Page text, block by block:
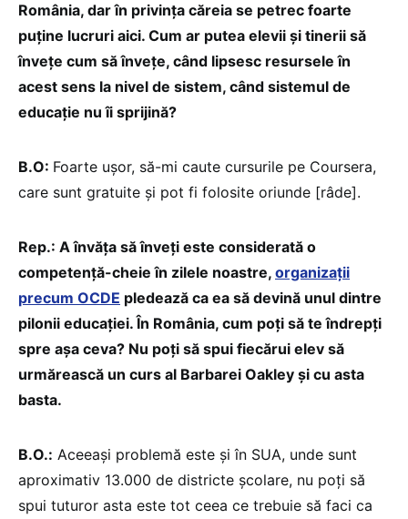
România, dar în privința căreia se petrec foarte
puține lucruri aici. Cum ar putea elevii și tinerii să
învețe cum să învețe, când lipsesc resursele în
acest sens la nivel de sistem, când sistemul de
educație nu îi sprijină?
B.O: Foarte ușor, să-mi caute cursurile pe Coursera,
care sunt gratuite și pot fi folosite oriunde [râde].
Rep.: A învăța să înveți este considerată o
competență-cheie în zilele noastre, organizații
precum OCDE pledează ca ea să devină unul dintre
pilonii educației. În România, cum poți să te îndrepți
spre așa ceva? Nu poți să spui fiecărui elev să
urmărească un curs al Barbarei Oakley și cu asta
basta.
B.O.: Aceeași problemă este și în SUA, unde sunt
aproximativ 13.000 de districte școlare, nu poți să
spui tuturor asta este tot ceea ce trebuie să faci ca